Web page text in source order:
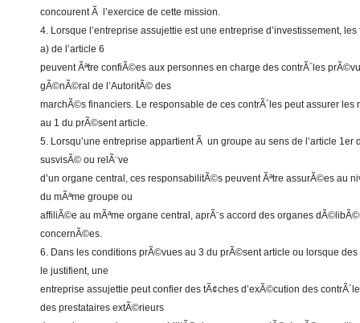
concourent Ã l’exercice de cette mission.
4. Lorsque l’entreprise assujettie est une entreprise d’investissement,
a) de l’article 6
peuvent Ãªtre confiÃ©es aux personnes en charge des contrÃ´les
gÃ©nÃ©ral de l’AutoritÃ© des
marchÃ©s financiers. Le responsable de ces contrÃ´les peut assurer
au 1 du prÃ©sent article.
5. Lorsqu’une entreprise appartient Ã un groupe au sens de l’article 1er
susvisÃ© ou relÃ¨ve
d’un organe central, ces responsabilitÃ©s peuvent Ãªtre assurÃ©es au
du mÃªme groupe ou
affiliÃ©e au mÃªme organe central, aprÃ¨s accord des organes
concernÃ©es.
6. Dans les conditions prÃ©vues au 3 du prÃ©sent article ou lorsque des
le justifient, une
entreprise assujettie peut confier des tÃ¢ches d’exÃ©cution des
des prestataires extÃ©rieurs